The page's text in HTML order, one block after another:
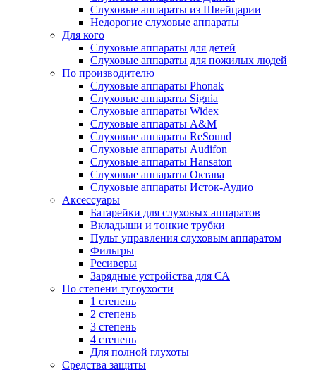
Слуховые аппараты из Швейцарии
Недорогие слуховые аппараты
Для кого
Слуховые аппараты для детей
Слуховые аппараты для пожилых людей
По производителю
Слуховые аппараты Phonak
Слуховые аппараты Signia
Слуховые аппараты Widex
Слуховые аппараты A&M
Слуховые аппараты ReSound
Слуховые аппараты Audifon
Слуховые аппараты Hansaton
Слуховые аппараты Октава
Слуховые аппараты Исток-Аудио
Аксессуары
Батарейки для слуховых аппаратов
Вкладыши и тонкие трубки
Пульт управления слуховым аппаратом
Фильтры
Ресиверы
Зарядные устройства для СА
По степени тугоухости
1 степень
2 степень
3 степень
4 степень
Для полной глухоты
Средства защиты